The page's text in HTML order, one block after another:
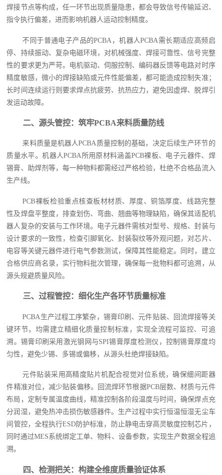
焊接节点等构成，任一环节出现质量隐患，都会导致信号传输延迟、
指令执行偏差，进而影响机器人运动控制精度。
不同于普通电子产品的PCBA，机器人PCBA需长期适应高频启
停、持续振动、复杂电磁环境，对机械强度、焊接可靠性、信号完整
性的要求更为严苛。电机驱动、伺服控制、编码器反馈等电路对时序
精度敏感，微小的焊接缺陷或元件性能偏差，都可能造成控制失准；
长时间连续运行则要求焊点抗疲劳、抗热应力，避免因虚焊、脱焊引
发运动故障。
二、源头管控：筑牢PCBA来料质量防线
来料质量是机器人PCBA质量控制的基础，决定后续生产环节的
质量水平。机器人PCBA所用原材料涵盖PCB裸板、电子元器件、焊
锡膏、助焊剂等，每一种物料都需经过严格检验，杜绝不合格品流入
生产线。
PCB裸板检验重点核查板材材质、厚度、铜箔厚度、线路完整
性及焊盘平整度，排查划伤、弯曲、翘曲等物理缺陷，确保其适配机
器人复杂的安装与工作环境。电子元器件需核对型号、规格、封装与
设计要求的一致性，检查引脚氧化、封装裂纹等外观问题，对芯片、
电容等关键元器件进行电气参数测试，保障其性能稳定。同时，建立
合格供应商名录，实行物料批次管理，确保每一批物料都可追溯，从
源头规避质量风险。
三、过程管控：细化生产各环节质量标准
PCBA生产过程工序繁杂，锡膏印刷、元件贴装、回流焊接等关
键环节，均需建立精细化质量控制标准，实现全流程可监控、可追
溯。锡膏印刷采用激光钢网与SPI锡膏厚度检测仪，控制锡膏厚度均
匀性，避免少锡、多锡或偏移，从源头杜绝焊接缺陷。
元件贴装采用高精度贴片机配合视觉对位系统，确保细间距器
件精准对位，减少贴装偏移。回流焊环节根据PCB层数、材质与元件
布局，定制专属温度曲线，精准控制各阶段温度与时间，确保焊点充
分润湿，避免热冲击损伤敏感器件。生产过程中实行恒温恒湿无尘车
间管控，全程执行ESD防护标准，防止静电击穿高灵敏度控制芯片，
同时通过MES系统绑定工单、物料、设备参数，实现生产数据全程追
溯。
四、检测把关：构建全维度质量验证体系